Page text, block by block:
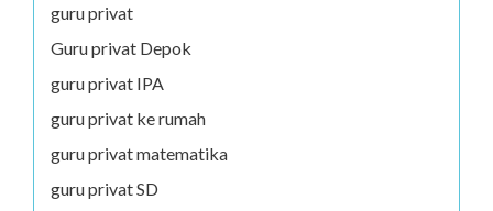
guru privat
Guru privat Depok
guru privat IPA
guru privat ke rumah
guru privat matematika
guru privat SD